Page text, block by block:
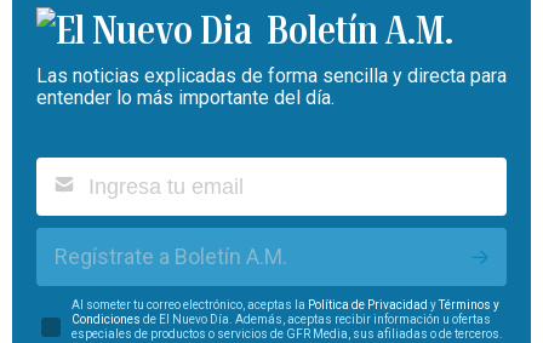
Boletín A.M.
Las noticias explicadas de forma sencilla y directa para
entender lo más importante del día.
Regístrate a Boletín A.M.
Al someter tu correo electrónico, aceptas la Política de Privacidad yTérminos y
Condiciones de El Nuevo Día. Además, aceptas recibir información u ofertas
especiales de productos o servicios de GFR Media, sus afiliadas o de terceros.